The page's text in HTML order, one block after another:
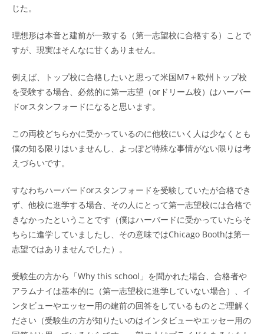
じた。
理想形は本音と建前が一致する（第一志望校に合格する）ことで
すが、現実はそんなに甘くありません。
例えば、トップ校に合格したいと思って米国M7＋欧州トップ校
を受験する場合、必然的に第一志望（orドリーム校）はハーバー
ドorスタンフォードになると思います。
この両校どちらかに受かっているのに他校にいく人は少なくとも
僕の知る限りはいませんし、よっぽど特殊な事情がない限りは考
えづらいです。
すなわちハーバードorスタンフォードを受験していたが合格でき
ず、他校に進学する場合、その人にとって第一志望校には合格で
きなかったということです（僕はハーバードに受かっていたらそ
ちらに進学していましたし、その意味ではChicago Boothは第一
志望ではありませんでした）。
受験生の方から「Why this school」を聞かれた場合、合格者や
アラムナイは基本的に（第一志望校に進学していない場合）、イ
ンタビューやエッセー用の建前の回答をしているものとご理解く
ださい（受験生の方が知りたいのはインタビューやエッセー用の